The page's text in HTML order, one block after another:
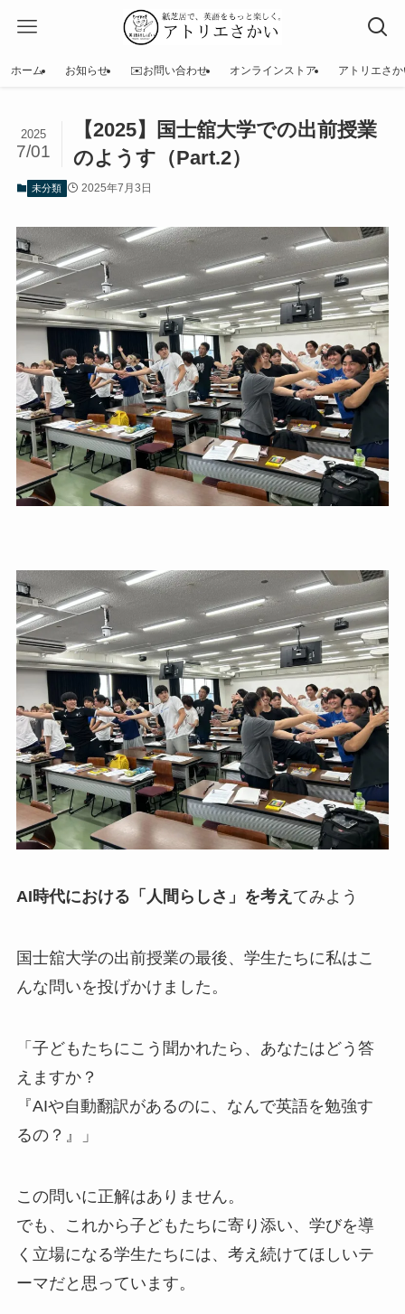
ホーム お知らせ ✉️お問い合わせ オンラインストア アトリエさ
【2025】国士舘大学での出前授業
のようす（Part.2）
2025
7/01
未分類 2025年7月3日
AI時代における「人間らしさ」を考え てみよう
国士舘大学の出前授業の最後、学生たちに私はこ
んな問いを投げかけました。
「子どもたちにこう聞かれたら、あなたはどう答
えますか？
『AIや自動翻訳があるのに、なんで英語を勉強す
るの？』」
この問いに正解はありません。
でも、これから子どもたちに寄り添い、学びを導
く立場になる学生たちには、考え続けてほしいテ
ーマだと思っています。